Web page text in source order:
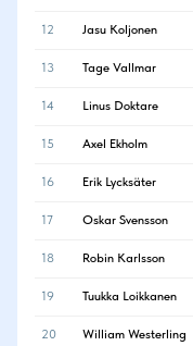
12 Jasu Koljonen
13 Tage Vallmar
14 Linus Doktare
15 Axel Ekholm
16 Erik Lycksäter
17 Oskar Svensson
18 Robin Karlsson
19 Tuukka Loikkanen
20 William Westerling